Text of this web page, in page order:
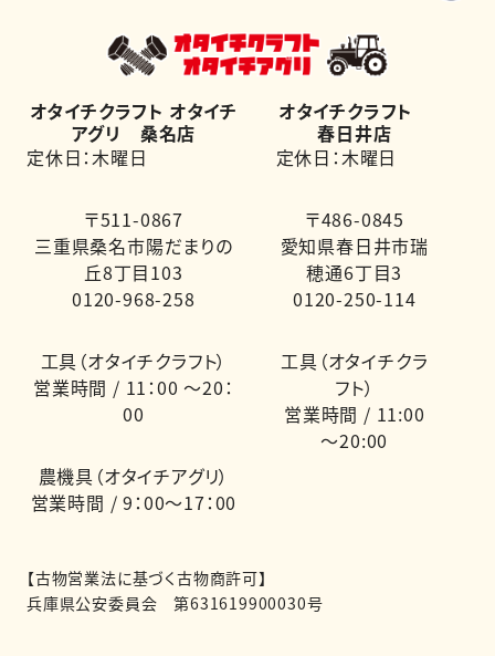
オタイチクラフト オタイチ
アグリ 桑名店
定休日：木曜日
〒511-0867
三重県桑名市陽だまりの
丘8丁目103
0120-968-258
工具（オタイチクラフト）
営業時間 / 11：00 ～20：
00
農機具（オタイチアグリ）
営業時間 / 9：00～17：00
オタイチクラフト
春日井店
定休日：木曜日
〒486-0845
愛知県春日井市瑞
穂通6丁目3
0120-250-114
工具（オタイチクラ
フト）
営業時間 / 11:00
～20:00
【古物営業法に基づく古物商許可】
兵庫県公安委員会 第631619900030号